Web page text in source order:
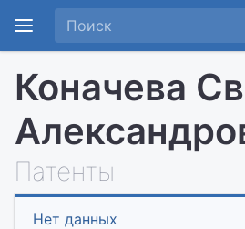
Коначева
Патенты
Нет данных